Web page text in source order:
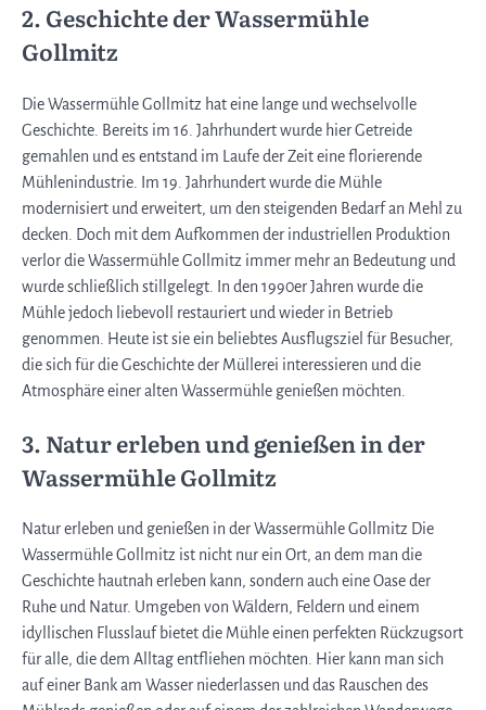
2. Geschichte der Wassermühle
Gollmitz
Die Wassermühle Gollmitz hat eine lange und wechselvolle
Geschichte. Bereits im 16. Jahrhundert wurde hier Getreide
gemahlen und es entstand im Laufe der Zeit eine florierende
Mühlenindustrie. Im 19. Jahrhundert wurde die Mühle
modernisiert und erweitert, um den steigenden Bedarf an Mehl zu
decken. Doch mit dem Aufkommen der industriellen Produktion
verlor die Wassermühle Gollmitz immer mehr an Bedeutung und
wurde schließlich stillgelegt. In den 1990er Jahren wurde die
Mühle jedoch liebevoll restauriert und wieder in Betrieb
genommen. Heute ist sie ein beliebtes Ausflugsziel für Besucher,
die sich für die Geschichte der Müllerei interessieren und die
Atmosphäre einer alten Wassermühle genießen möchten.
3. Natur erleben und genießen in der
Wassermühle Gollmitz
Natur erleben und genießen in der Wassermühle Gollmitz Die
Wassermühle Gollmitz ist nicht nur ein Ort, an dem man die
Geschichte hautnah erleben kann, sondern auch eine Oase der
Ruhe und Natur. Umgeben von Wäldern, Feldern und einem
idyllischen Flusslauf bietet die Mühle einen perfekten Rückzugsort
für alle, die dem Alltag entfliehen möchten. Hier kann man sich
auf einer Bank am Wasser niederlassen und das Rauschen des